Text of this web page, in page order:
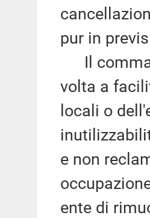
pur in
Il
volta a
locali o
e non
ente di